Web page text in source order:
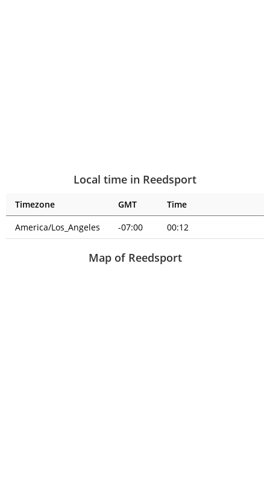
Local time in Reedsport
Timezone GMT
Time
America/Los_Angeles
-07:00 00:12
Map of Reedsport